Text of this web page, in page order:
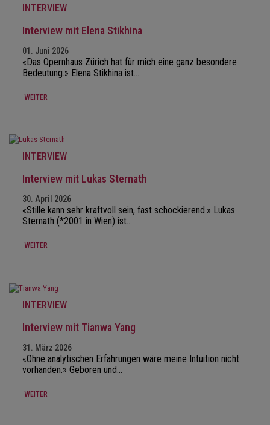
INTERVIEW
Interview mit Elena Stikhina
01. Juni 2026
«Das Opernhaus Zürich hat für mich eine ganz besondere
Bedeutung.» Elena Stikhina ist…
WEITER
INTERVIEW
Interview mit Lukas Sternath
30. April 2026
«Stille kann sehr kraftvoll sein, fast schockierend.» Lukas
Sternath (*2001 in Wien) ist…
WEITER
INTERVIEW
Interview mit Tianwa Yang
31. März 2026
«Ohne analytischen Erfahrungen wäre meine Intuition nicht
vorhanden.» Geboren und…
WEITER